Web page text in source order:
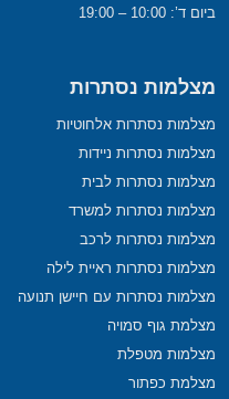
ביום ד’: 10:00 – 19:00
מצלמות נסתרות
מצלמות נסתרות אלחוטיות
מצלמות נסתרות ניידות
מצלמות נסתרות לבית
מצלמות נסתרות למשרד
מצלמות נסתרות לרכב
מצלמות נסתרות ראיית לילה
מצלמות נסתרות עם חיישן תנועה
מצלמת גוף סמויה
מצלמות מטפלת
מצלמת כפתור